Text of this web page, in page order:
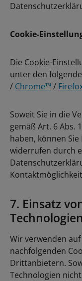
Cookie-
Die Cookie-
unter den
/ Chrome™ /
Soweit Sie in die
gemäß Art. 6 Abs.
haben, können
widerrufen durch
7. Einsatz
Technologien
Wir verwenden
nachfolgenden
Drittanbietern.
Technologien